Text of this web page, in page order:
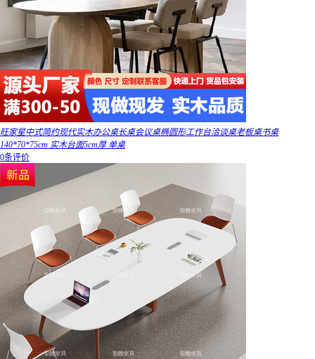
旺家星中式简约现代实木办公桌长桌会议桌椭圆形工作台洽谈桌老板桌书桌
140*70*75cm 实木台面5cm厚 单桌
0条评价